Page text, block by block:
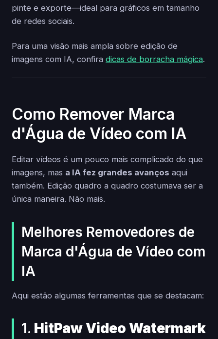
pinte e exporte—ideal para gráficos em tamanho
de redes sociais.
Para uma visão mais ampla sobre edição de
imagens com IA, confira dicas de borracha mágica.
Como Remover Marca
d'Água de Vídeo com IA
Editar vídeos é um pouco mais complicado do que
imagens, mas a IA fez grandes avanços aqui
também. Edição quadro a quadro costumava ser a
única maneira. Não mais.
Melhores Removedores de
Marca d'Água de Vídeo com
IA
Aqui estão algumas ferramentas que se destacam:
1. HitPaw Video Watermark